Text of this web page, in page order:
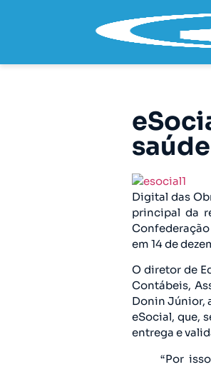
Digital das
principal da
em 14 de
O diretor de
Contábeis,
Donin Júnior,
eSocial, que,
entrega e
“Por